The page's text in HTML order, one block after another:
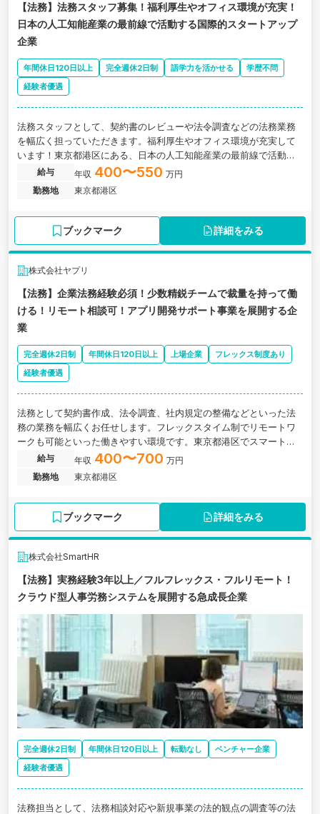
【法務】法務スタッフ募集！福利厚生やオフィス環境が充実！
日本の人工知能産業の最前線で活動する国際的スタートアップ
企業
年間休日120日以上 完全週休2日制 語学力を活かせる
学歴不問
経験者優遇
法務スタッフとして、契約書のレビューや法令調査などの法務業務
を幅広く担っていただきます。福利厚生やオフィス環境が充実して
います！東京都港区にある、日本の人工知能産業の最前線で活動す
る国際的スタートアップ企業の求人です。
給与 年収 400〜550 万円
勤務地
東京都港区
ブックマーク 詳細をみる
株式会社ヤプリ
【法務】企業法務経験必須！少数精鋭チームで裁量を持って働
ける！リモート相談可！アプリ開発サポート事業を展開する企
業
完全週休2日制 年間休日120日以上 上場企業
フレックス制度あり
経験者優遇
法務として契約書作成、法令調査、社内規定の整備などといった法
務の業務を幅広くお任せします。フレックスタイム制でリモートワ
ークも可能といった働きやすい環境です。東京都港区でスマートデ
バイスに特化した事業展開をする企業の求人です。
給与 年収 400〜700 万円
勤務地
東京都港区
ブックマーク 詳細をみる
株式会社SmartHR
【法務】実務経験3年以上／フルフレックス・フルリモート！
クラウド型人事労務システムを展開する急成長企業
完全週休2日制 年間休日120日以上 転勤なし
ベンチャー企業
経験者優遇
法務担当として、法務相談対応や新規事業の法的観点の調査等の法